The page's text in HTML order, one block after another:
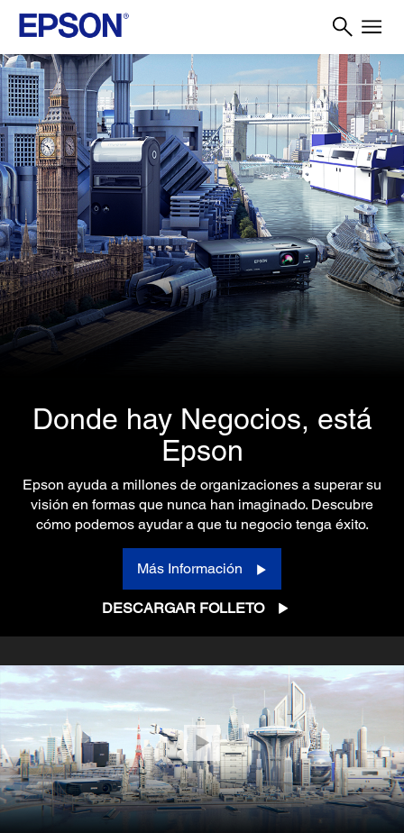
Donde hay Negocios, está
Epson
Epson ayuda a millones de organizaciones a superar su
visión en formas que nunca han imaginado. Descubre
cómo podemos ayudar a que tu negocio tenga éxito.
Más Información
DESCARGAR FOLLETO